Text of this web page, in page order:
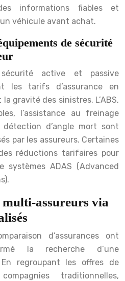
informations fiables et
véhicule avant achat.
de sécurité
active et passive
les tarifs d’assurance en
gravité des sinistres. L’ABS,
l’assistance au freinage
d’angle mort sont
par les assureurs. Certaines
réductions tarifaires pour
systèmes ADAS (Advanced
assureurs via
d’assurances ont
la recherche d’une
regroupant les offres de
traditionnelles,